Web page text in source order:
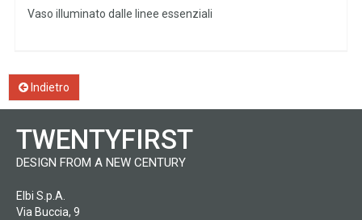
Vaso illuminato dalle linee essenziali
Indietro
TWENTYFIRST
DESIGN FROM A NEW CENTURY
Elbi S.p.A.
Via Buccia, 9